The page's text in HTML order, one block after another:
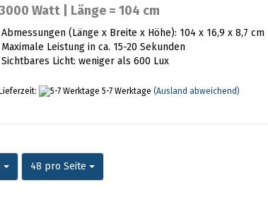
Watt | Länge = 104 cm
Abmessungen (Länge x Breite x Höhe): 104 x 16,9 x 8,7 cm
Maximale Leistung in ca. 15-20 Sekunden
Sichtbares Licht: weniger als 600 Lux
Lieferzeit: 5-7 Werktage (Ausland abweichend)
48 pro Seite
pro Seite